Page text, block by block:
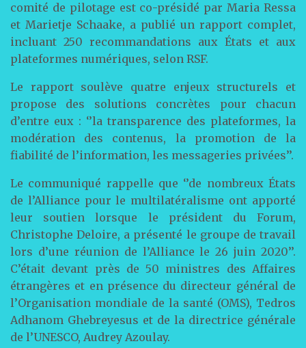
comité de pilotage est co-présidé par Maria Ressa
et Marietje Schaake, a publié un rapport complet,
incluant 250 recommandations aux États et aux
plateformes numériques, selon RSF.
Le rapport soulève quatre enjeux structurels et
propose des solutions concrètes pour chacun
d’entre eux : ‘’la transparence des plateformes, la
modération des contenus, la promotion de la
fiabilité de l’information, les messageries privées’’.
Le communiqué rappelle que ‘’de nombreux États
de l’Alliance pour le multilatéralisme ont apporté
leur soutien lorsque le président du Forum,
Christophe Deloire, a présenté le groupe de travail
lors d’une réunion de l’Alliance le 26 juin 2020’’.
C’était devant près de 50 ministres des Affaires
étrangères et en présence du directeur général de
l’Organisation mondiale de la santé (OMS), Tedros
Adhanom Ghebreyesus et de la directrice générale
de l’UNESCO, Audrey Azoulay.